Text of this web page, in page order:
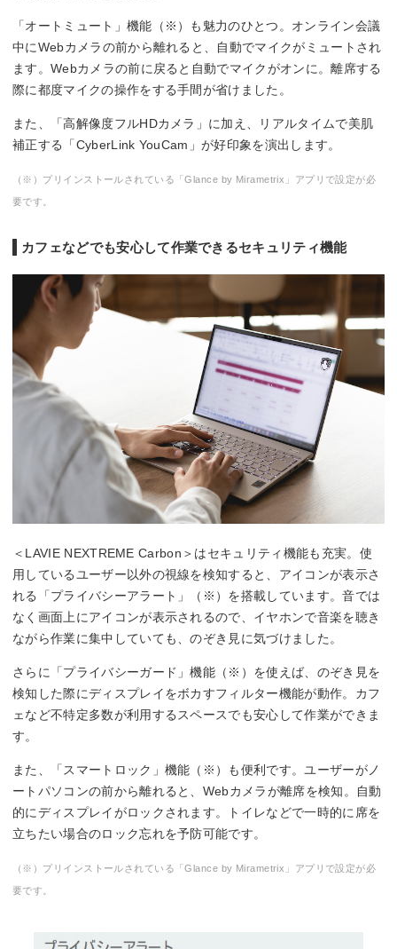
「オートミュート」機能（※）も魅力のひとつ。オンライン会議
中にWebカメラの前から離れると、自動でマイクがミュートされ
ます。Webカメラの前に戻ると自動でマイクがオンに。離席する
際に都度マイクの操作をする手間が省けました。
また、「高解像度フルHDカメラ」に加え、リアルタイムで美肌
補正する「CyberLink YouCam」が好印象を演出します。
（※）プリインストールされている「Glance by Mirametrix」アプリで設定が必
要です。
カフェなどでも安心して作業できるセキュリティ機能
＜LAVIE NEXTREME Carbon＞はセキュリティ機能も充実。使
用しているユーザー以外の視線を検知すると、アイコンが表示さ
れる「プライバシーアラート」（※）を搭載しています。音では
なく画面上にアイコンが表示されるので、イヤホンで音楽を聴き
ながら作業に集中していても、のぞき見に気づけました。
さらに「プライバシーガード」機能（※）を使えば、のぞき見を
検知した際にディスプレイをボカすフィルター機能が動作。カフ
ェなど不特定多数が利用するスペースでも安心して作業ができま
す。
また、「スマートロック」機能（※）も便利です。ユーザーがノ
ートパソコンの前から離れると、Webカメラが離席を検知。自動
的にディスプレイがロックされます。トイレなどで一時的に席を
立ちたい場合のロック忘れを予防可能です。
（※）プリインストールされている「Glance by Mirametrix」アプリで設定が必
要です。